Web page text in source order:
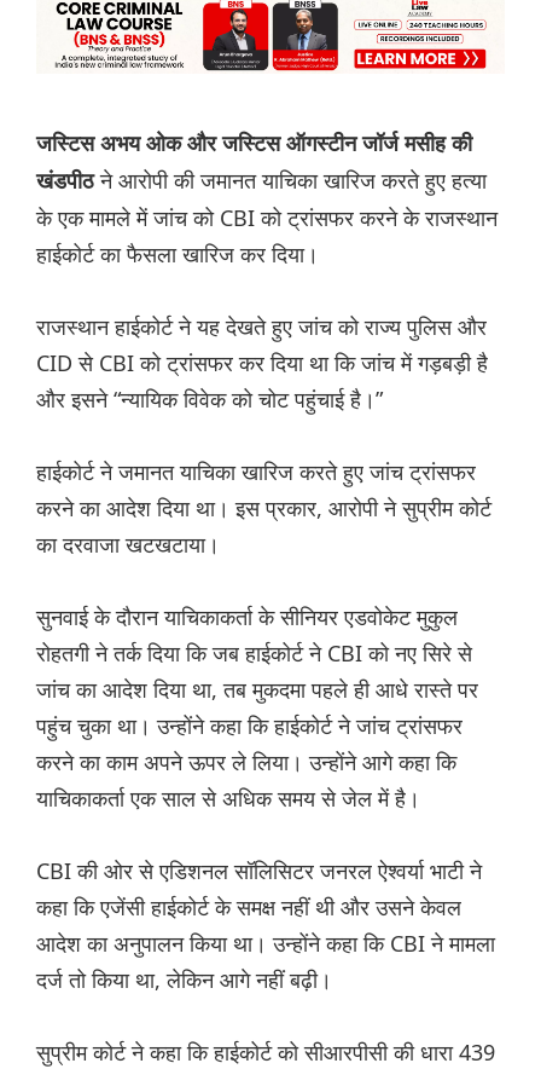
जस्टिस अभय ओक और जस्टिस ऑगस्टीन जॉर्ज मसीह की
खंडपीठने आरोपी की जमानत याचिका खारिज करते हुए हत्या
के एक मामले में जांच को CBI को ट्रांसफर करने के राजस्थान
हाईकोर्ट का फैसला खारिज कर दिया।
राजस्थान हाईकोर्ट ने यह देखते हुए जांच को राज्य पुलिस और
CID ​​से CBI को ट्रांसफर कर दिया था कि जांच में गड़बड़ी है
और इसने “न्यायिक विवेक को चोट पहुंचाई है।”
हाईकोर्ट ने जमानत याचिका खारिज करते हुए जांच ट्रांसफर
करने का आदेश दिया था। इस प्रकार, आरोपी ने सुप्रीम कोर्ट
का दरवाजा खटखटाया।
सुनवाई के दौरान याचिकाकर्ता के सीनियर एडवोकेट मुकुल
रोहतगी ने तर्क दिया कि जब हाईकोर्ट ने CBI को नए सिरे से
जांच का आदेश दिया था, तब मुकदमा पहले ही आधे रास्ते पर
पहुंच चुका था। उन्होंने कहा कि हाईकोर्ट ने जांच ट्रांसफर
करने का काम अपने ऊपर ले लिया। उन्होंने आगे कहा कि
याचिकाकर्ता एक साल से अधिक समय से जेल में है।
CBI की ओर से एडिशनल सॉलिसिटर जनरल ऐश्वर्या भाटी ने
कहा कि एजेंसी हाईकोर्ट के समक्ष नहीं थी और उसने केवल
आदेश का अनुपालन किया था। उन्होंने कहा कि CBI ने मामला
दर्ज तो किया था, लेकिन आगे नहीं बढ़ी।
सुप्रीम कोर्ट ने कहा कि हाईकोर्ट को सीआरपीसी की धारा 439